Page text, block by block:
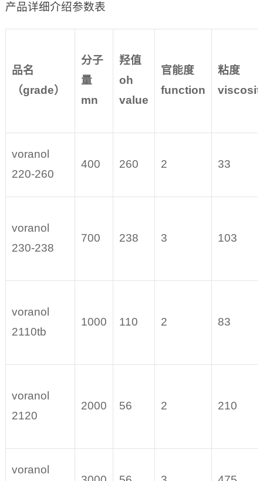
产品详细介绍参数表
品名
（grade）
分子
量
mn
羟值
oh
value
官能度
function
粘度
voranol
220-260
400 260 2 33
voranol
230-238
700 238 3 103
voranol
2110tb
1000 110 2 83
voranol
2120
2000 56 2 210
voranol